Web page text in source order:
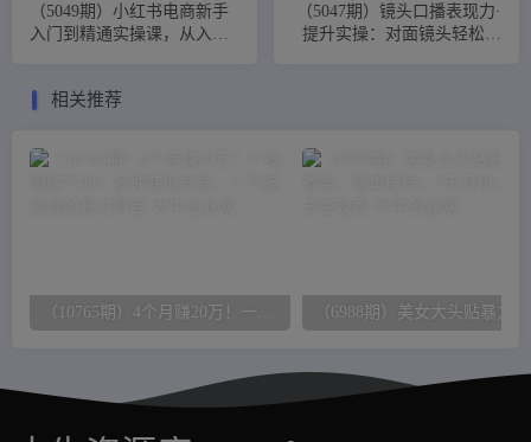
（5049期）小红书电商新手
入门到精通实操课，从入门
（5047期）镜头口播表现力·
提升实操：对面镜头轻松自
相关推荐